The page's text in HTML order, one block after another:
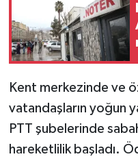
Kent merkezinde ve
vatandaşların yoğun
PTT şubelerinde
hareketlilik başladı.